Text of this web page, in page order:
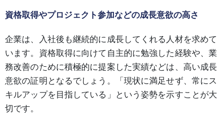
資格取得やプロジェクト参加などの成長意欲の高さ
企業は、入社後も継続的に成長してくれる人材を求めて
います。資格取得に向けて自主的に勉強した経験や、業
務改善のために積極的に提案した実績などは、高い成長
意欲の証明となるでしょう。「現状に満足せず、常にス
キルアップを目指している」という姿勢を示すことが大
切です。